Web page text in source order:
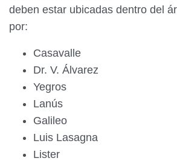
deben estar ubicadas dentro del
por:
Casavalle
Dr. V. Álvarez
Yegros
Lanús
Galileo
Luis Lasagna
Lister